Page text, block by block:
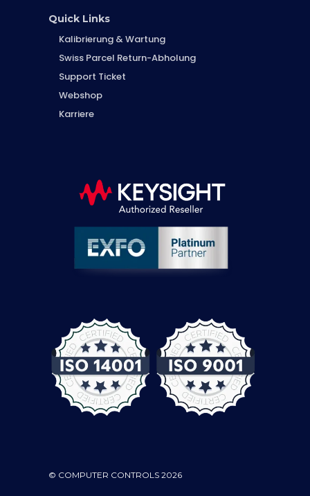
Quick Links
Kalibrierung & Wartung
Swiss Parcel Return-Abholung
Support Ticket
Webshop
Karriere
© COMPUTER CONTROLS 2026